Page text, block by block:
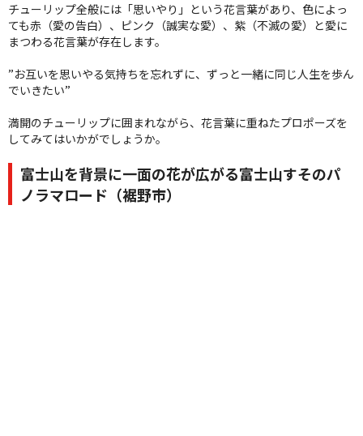
チューリップ全般には「思いやり」という花言葉があり、色によっ
ても赤（愛の告白）、ピンク（誠実な愛）、紫（不滅の愛）と愛に
まつわる花言葉が存在します。
”お互いを思いやる気持ちを忘れずに、ずっと一緒に同じ人生を歩ん
でいきたい”
満開のチューリップに囲まれながら、花言葉に重ねたプロポーズを
してみてはいかがでしょうか。
富士山を背景に一面の花が広がる富士山すそのパ
ノラマロード（裾野市）